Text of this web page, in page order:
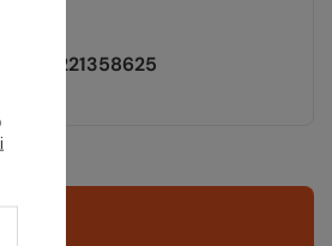
5908221358625